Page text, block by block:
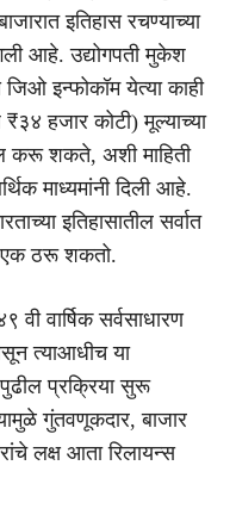
इतिहास रचण्याच्या
आहे. उद्योगपती मुकेश
जिओ इन्फोकॉम येत्या काही
हजार कोटी) मूल्याच्या
करू शकते, अशी माहिती
माध्यमांनी दिली आहे.
इतिहासातील सर्वात
एक ठरू शकतो.
वार्षिक सर्वसाधारण
त्याआधीच या
पुढील प्रक्रिया सुरू
गुंतवणूकदार, बाजार
लक्ष आता रिलायन्स